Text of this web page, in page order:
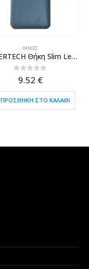
ΘΉΚΕΣ
POWERTECH Θήκη Slim Leather για Xiaomi Redmi Note 6, γκρι
out of 5
9.52 €
ΠΡΟΣΘΉΚΗ ΣΤΟ ΚΑΛΆΘΙ